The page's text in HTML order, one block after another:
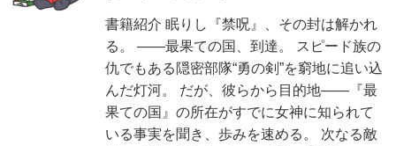
書籍紹介 眠りし『禁呪』、その封は解かれ
る。 ――最果ての国、到達。 スピード族の
仇でもある隠密部隊“勇の剣”を窮地に追い込
んだ灯河。 だが、彼らから目的地――『最
果ての国』の所在がすでに女神に知られて
いる事実を聞き、歩みを速める。 次なる敵